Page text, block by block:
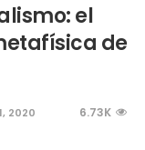
el
de
2020 6.73K